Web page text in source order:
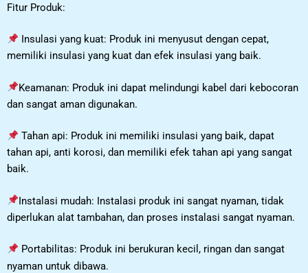
Fitur Produk:
Insulasi yang kuat: Produk ini menyusut dengan cepat,
memiliki insulasi yang kuat dan efek insulasi yang baik.
Keamanan: Produk ini dapat melindungi kabel dari kebocoran
dan sangat aman digunakan.
Tahan api: Produk ini memiliki insulasi yang baik, dapat
tahan api, anti korosi, dan memiliki efek tahan api yang sangat
baik.
Instalasi mudah: Instalasi produk ini sangat nyaman, tidak
diperlukan alat tambahan, dan proses instalasi sangat nyaman.
Portabilitas: Produk ini berukuran kecil, ringan dan sangat
nyaman untuk dibawa.